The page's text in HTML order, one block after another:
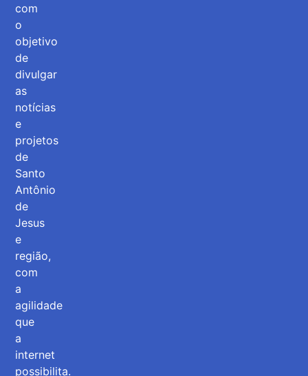
com
o
objetivo
de
divulgar
as
notícias
e
projetos
de
Santo
Antônio
de
Jesus
e
região,
com
a
agilidade
que
a
internet
possibilita.